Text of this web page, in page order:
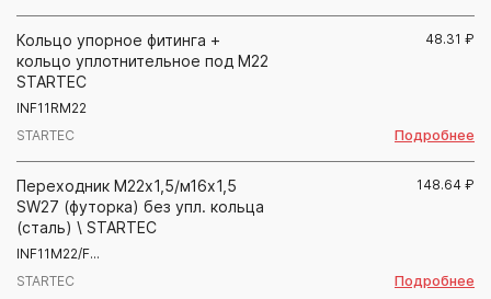
Кольцо упорное фитинга +
кольцо уплотнительное под М22
STARTEC
INF11RM22
STARTEC
48.31 ₽
Подробнее
Переходник М22х1,5/м16х1,5
SW27 (футорка) без упл. кольца
(сталь) \ STARTEC
INF11M22/F...
STARTEC
148.64 ₽
Подробнее